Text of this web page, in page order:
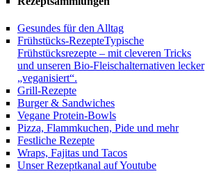
Gesundes für den Alltag
Frühstücks-RezepteTypische
Frühstücksrezepte – mit cleveren Tricks
und unseren Bio-Fleischalternativen lecker
„veganisiert“.
Grill-Rezepte
Burger & Sandwiches
Vegane Protein-Bowls
Pizza, Flammkuchen, Pide und mehr
Festliche Rezepte
Wraps, Fajitas und Tacos
Unser Rezeptkanal auf Youtube